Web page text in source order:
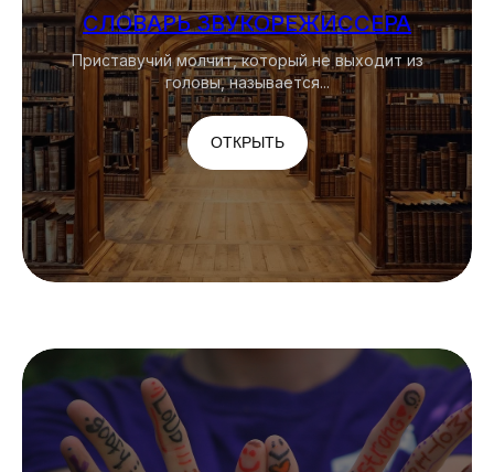
СЛОВАРЬ ЗВУКОРЕЖИССЕРА
Приставучий молчит, который не выходит из
головы, называется...
ОТКРЫТЬ